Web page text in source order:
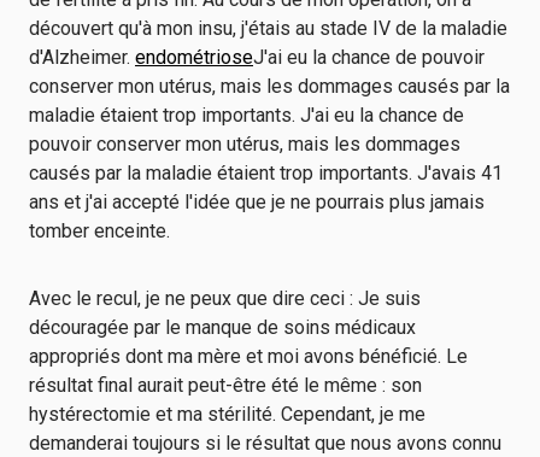
découvert qu'à mon insu, j'étais au stade IV de la maladie
d'Alzheimer. endométrioseJ'ai eu la chance de pouvoir
conserver mon utérus, mais les dommages causés par la
maladie étaient trop importants. J'ai eu la chance de
pouvoir conserver mon utérus, mais les dommages
causés par la maladie étaient trop importants. J'avais 41
ans et j'ai accepté l'idée que je ne pourrais plus jamais
tomber enceinte.
Avec le recul, je ne peux que dire ceci : Je suis
découragée par le manque de soins médicaux
appropriés dont ma mère et moi avons bénéficié. Le
résultat final aurait peut-être été le même : son
hystérectomie et ma stérilité. Cependant, je me
demanderai toujours si le résultat que nous avons connu